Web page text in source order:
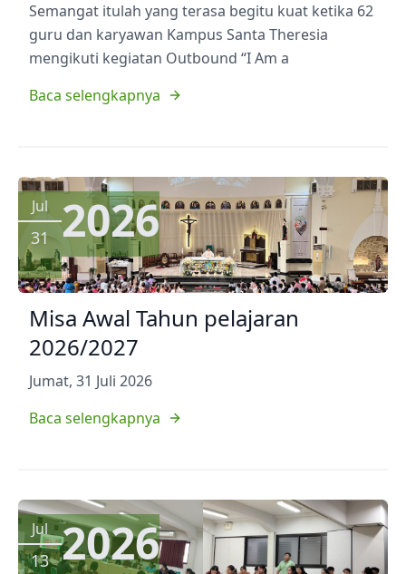
Semangat itulah yang terasa begitu kuat ketika 62
guru dan karyawan Kampus Santa Theresia
mengikuti kegiatan Outbound “I Am a
Baca selengkapnya
Jul
31 2026
Misa Awal Tahun pelajaran
2026/2027
Jumat, 31 Juli 2026
Baca selengkapnya
Jul
13 2026